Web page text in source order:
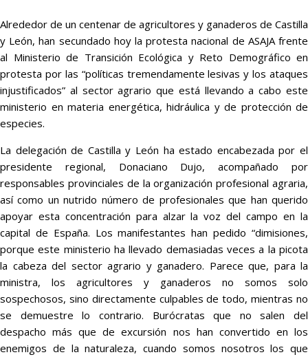
Alrededor de un centenar de agricultores y ganaderos de Castilla
y León, han secundado hoy la protesta nacional de ASAJA frente
al Ministerio de Transición Ecológica y Reto Demográfico en
protesta por las “políticas tremendamente lesivas y los ataques
injustificados” al sector agrario que está llevando a cabo este
ministerio en materia energética, hidráulica y de protección de
especies.
La delegación de Castilla y León ha estado encabezada por el
presidente regional, Donaciano Dujo, acompañado por
responsables provinciales de la organización profesional agraria,
así como un nutrido número de profesionales que han querido
apoyar esta concentración para alzar la voz del campo en la
capital de España. Los manifestantes han pedido “dimisiones,
porque este ministerio ha llevado demasiadas veces a la picota
la cabeza del sector agrario y ganadero. Parece que, para la
ministra, los agricultores y ganaderos no somos solo
sospechosos, sino directamente culpables de todo, mientras no
se demuestre lo contrario. Burócratas que no salen del
despacho más que de excursión nos han convertido en los
enemigos de la naturaleza, cuando somos nosotros los que